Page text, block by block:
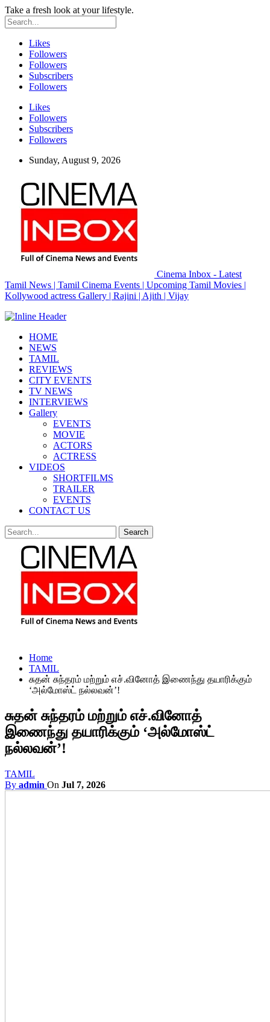
Take a fresh look at your lifestyle.
Likes
Followers
Followers
Subscribers
Followers
Likes
Followers
Subscribers
Followers
Sunday, August 9, 2026
Cinema Inbox - Latest
Tamil News | Tamil Cinema Events | Upcoming Tamil Movies |
Kollywood actress Gallery | Rajini | Ajith | Vijay
HOME
NEWS
TAMIL
REVIEWS
CITY EVENTS
TV NEWS
INTERVIEWS
Gallery
EVENTS
MOVIE
ACTORS
ACTRESS
VIDEOS
SHORTFILMS
TRAILER
EVENTS
CONTACT US
Home
TAMIL
சுதன் சுந்தரம் மற்றும் எச்.வினோத் இணைந்து தயாரிக்கும்
‘அல்மோஸ்ட் நல்லவன்’!
சுதன் சுந்தரம் மற்றும் எச்.வினோத்
இணைந்து தயாரிக்கும் ‘அல்மோஸ்ட்
நல்லவன்’!
TAMIL
By admin On Jul 7, 2026